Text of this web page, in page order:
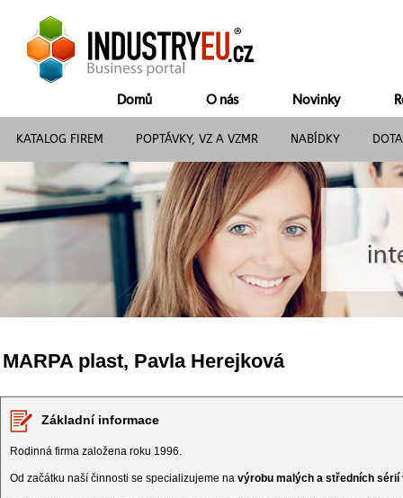
Domů O nás Novinky
KATALOG FIREM POPTÁVKY, VZ A VZMR NABÍDKY
MARPA plast, Pavla Herejková
Základní informace
Rodinná firma založena roku 1996.
Od začátku naší činnosti se specializujeme na výrobu malých a středních sérií